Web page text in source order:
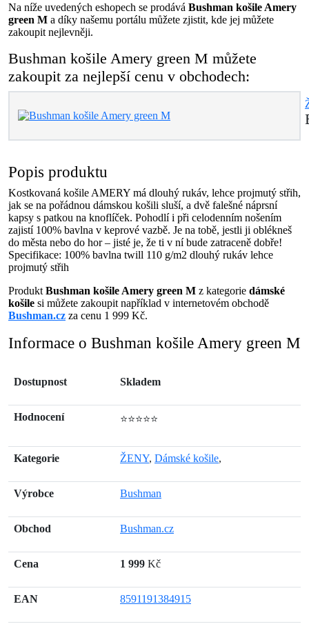
Na níže uvedených eshopech se prodává Bushman košile Amery
green M a díky našemu portálu můžete zjistit, kde jej můžete
zakoupit nejlevněji.
Bushman košile Amery green M můžete
zakoupit za nejlepší cenu v obchodech:
Popis produktu
Kostkovaná košile AMERY má dlouhý rukáv, lehce projmutý střih,
jak se na pořádnou dámskou košili sluší, a dvě falešné náprsní
kapsy s patkou na knoflíček. Pohodlí i při celodenním nošením
zajistí 100% bavlna v keprové vazbě. Je na tobě, jestli ji oblékneš
do města nebo do hor – jisté je, že ti v ní bude zatraceně dobře!
Specifikace: 100% bavlna twill 110 g/m2 dlouhý rukáv lehce
projmutý střih
Produkt Bushman košile Amery green M z kategorie dámské
košile si můžete zakoupit například v internetovém obchodě
Bushman.cz za cenu 1 999 Kč.
Informace o Bushman košile Amery green M
Dostupnost Skladem
Hodnocení ⭐⭐⭐⭐⭐
Kategorie ŽENY, Dámské košile,
Výrobce Bushman
Obchod Bushman.cz
Cena 1 999 Kč
EAN 8591191384915